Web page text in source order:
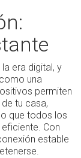
era digital, y
una
permiten
tu casa,
que todos los
Con
estable